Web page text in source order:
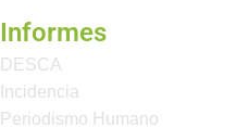
Informes
DESCA
Incidencia
Periodismo Humano